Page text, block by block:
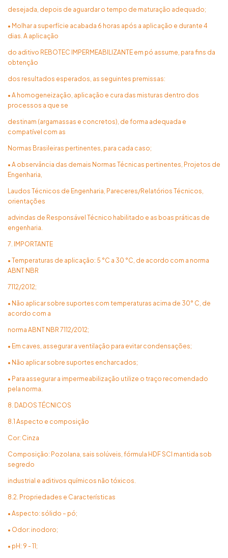
desejada, depois de aguardar o tempo de maturação adequado;
• Molhar a superfície acabada 6 horas após a aplicação e durante 4
dias. A aplicação
do aditivo REBOTEC IMPERMEABILIZANTE em pó assume, para fins da
obtenção
dos resultados esperados, as seguintes premissas:
• A homogeneização, aplicação e cura das misturas dentro dos
processos a que se
destinam (argamassas e concretos), de forma adequada e
compatível com as
Normas Brasileiras pertinentes, para cada caso;
• A observância das demais Normas Técnicas pertinentes, Projetos de
Engenharia,
Laudos Técnicos de Engenharia, Pareceres/Relatórios Técnicos,
orientações
advindas de Responsável Técnico habilitado e as boas práticas de
engenharia.
7. IMPORTANTE
• Temperaturas de aplicação: 5 °C a 30 °C, de acordo com a norma
ABNT NBR
7112/2012;
• Não aplicar sobre suportes com temperaturas acima de 30° C, de
acordo com a
norma ABNT NBR 7112/2012;
• Em caves, assegurar a ventilação para evitar condensações;
• Não aplicar sobre suportes encharcados;
• Para assegurar a impermeabilização utilize o traço recomendado
pela norma.
8. DADOS TÉCNICOS
8.1 Aspecto e composição
Cor: Cinza
Composição: Pozolana, sais solúveis, fórmula HDF SCI mantida sob
segredo
industrial e aditivos químicos não tóxicos.
8.2. Propriedades e Características
• Aspecto: sólido – pó;
• Odor: inodoro;
• pH: 9 - 11;